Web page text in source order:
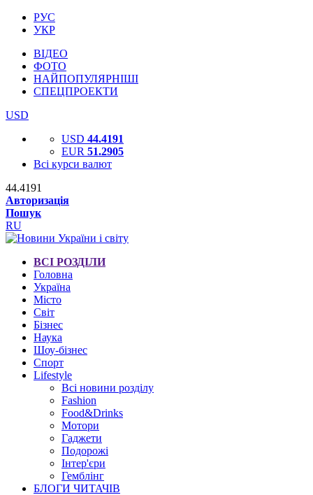
РУС
УКР
ВІДЕО
ФОТО
НАЙПОПУЛЯРНІШІ
СПЕЦПРОЕКТИ
USD
USD 44.4191
EUR 51.2905
Всі курси валют
44.4191
Авторизація
Пошук
RU
ВСІ РОЗДІЛИ
Головна
Україна
Місто
Світ
Бізнес
Наука
Шоу-бізнес
Спорт
Lifestyle
Всі новини розділу
Fashion
Food&Drinks
Мотори
Гаджети
Подорожі
Інтер'єри
Гемблінг
БЛОГИ ЧИТАЧІВ